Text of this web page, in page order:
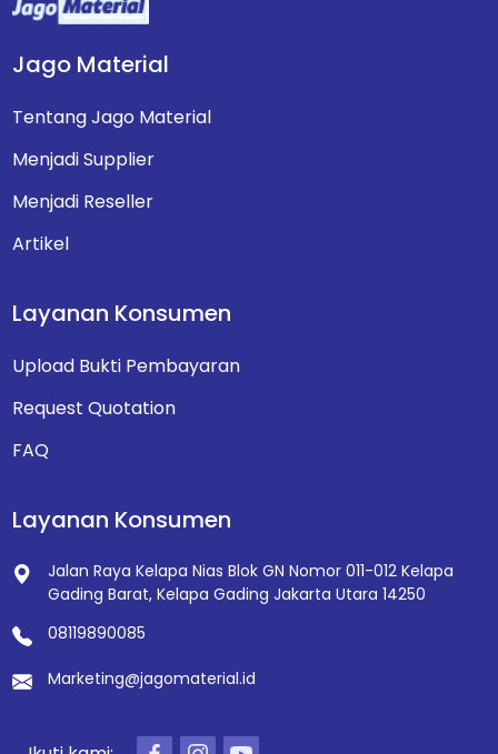
Jago Material
Tentang Jago Material
Menjadi Supplier
Menjadi Reseller
Artikel
Layanan Konsumen
Upload Bukti Pembayaran
Request Quotation
FAQ
Layanan Konsumen
Jalan Raya Kelapa Nias Blok GN Nomor 011-012Kelapa
Gading Barat, Kelapa Gading Jakarta Utara 14250
08119890085
Marketing@jagomaterial.id